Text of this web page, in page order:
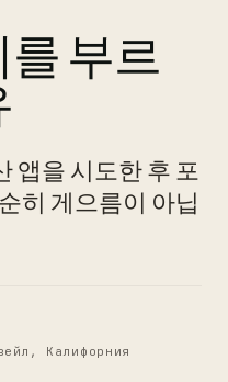
부르
앱을 시도한 후 포
히 게으름이 아닙
Калифорния